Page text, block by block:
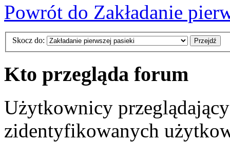
Powrót do Zakładanie
Skocz do:
Kto przegląda forum
Użytkownicy
zidentyfikowanych